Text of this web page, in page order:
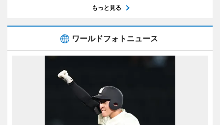
もっと見る
ワールドフォトニュース